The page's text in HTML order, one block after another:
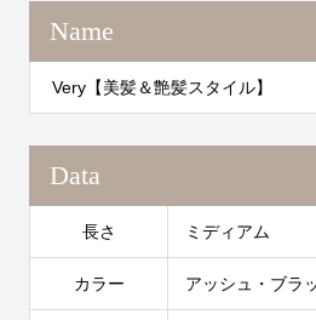
Name
Very【美髪＆艶髪スタイル】
Data
長さ ミディアム
カラー アッシュ・ブラ